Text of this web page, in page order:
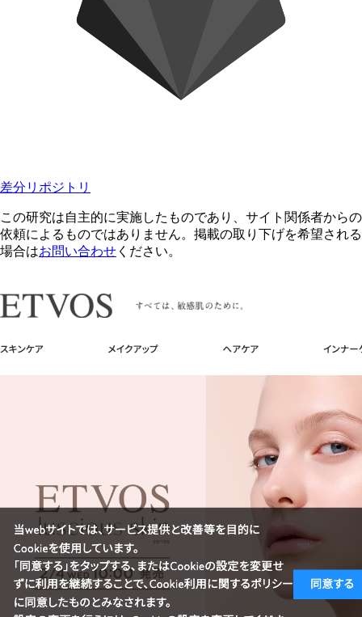
差分リポジトリ
この研究は自主的に実施したものであり、サイト関係者からの
依頼によるものではありません。掲載の取り下げを希望される
場合はお問い合わせ ください。